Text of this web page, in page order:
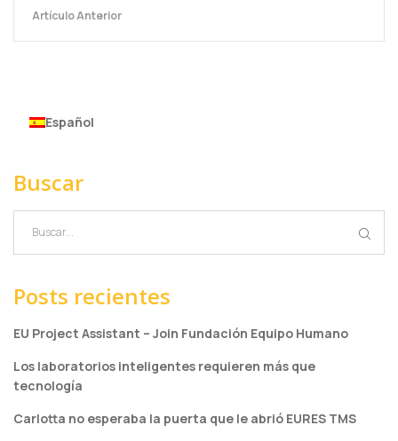
Artículo Anterior
Español
Buscar
Posts recientes
EU Project Assistant – Join Fundación Equipo Humano
Los laboratorios inteligentes requieren más que
tecnología
Carlotta no esperaba la puerta que le abrió EURES TMS